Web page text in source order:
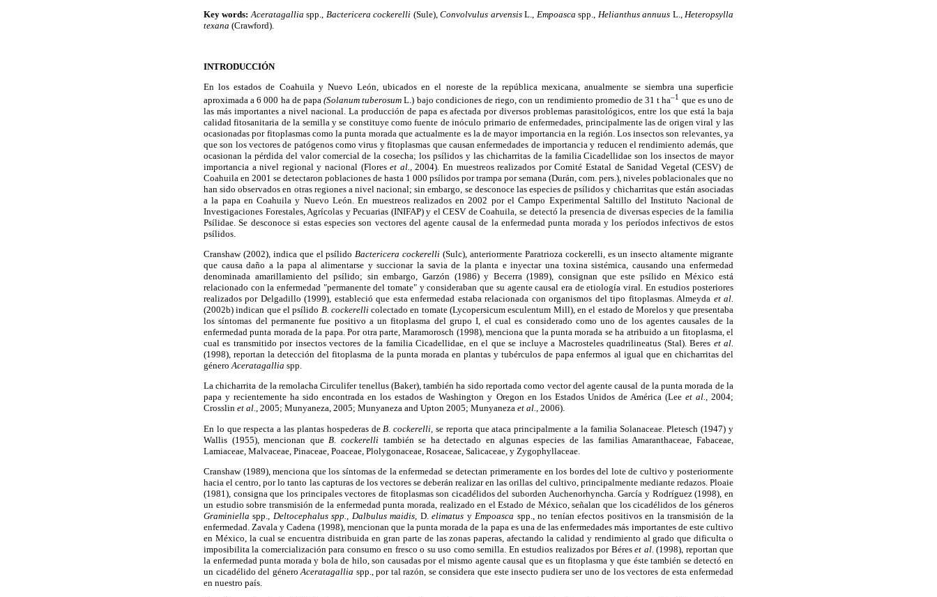
Key words:Aceratagalliaspp., Bactericera cockerelli (Sule),Convolvulus arvensisL., Empoascaspp., Helianthus annuus L.,Heteropsylla
texana (Crawford).
INTRODUCCIÓN
En los estados de Coahuila y Nuevo León, ubicados en el noreste de la república mexicana, anualmente se siembra una superficie
aproximada a 6 000 ha de papa(Solanum tuberosumL.) bajo condiciones de riego, con un rendimiento promedio de 31 t ha–1 que es uno de
las más importantes a nivel nacional. La producción de papa es afectada por diversos problemas parasitológicos, entre los que está la baja
calidad fitosanitaria de la semilla y se constituye como fuente de inóculo primario de enfermedades, principalmente las de origen viral y las
ocasionadas por fitoplasmas como la punta morada que actualmente es la de mayor importancia en la región. Los insectos son relevantes, ya
que son los vectores de patógenos como virus y fitoplasmas que causan enfermedades de importancia y reducen el rendimiento además, que
ocasionan la pérdida del valor comercial de la cosecha; los psílidos y las chicharritas de la familia Cicadellidae son los insectos de mayor
importancia a nivel regional y nacional (Floreset al.,2004). En muestreos realizados por Comité Estatal de Sanidad Vegetal (CESV) de
Coahuila en 2001 se detectaron poblaciones de hasta 1 000 psílidos por trampa por semana (Durán, com. pers.), niveles poblacionales que no
han sido observados en otras regiones a nivel nacional; sin embargo, se desconoce las especies de psílidos y chicharritas que están asociadas
a la papa en Coahuila y Nuevo León. En muestreos realizados en 2002 por el Campo Experimental Saltillo del Instituto Nacional de
Investigaciones Forestales, Agrícolas y Pecuarias (INIFAP) y el CESV de Coahuila, se detectó la presencia de diversas especies de la familia
Psílidae. Se desconoce si estas especies son vectores del agente causal de la enfermedad punta morada y los períodos infectivos de estos
psílidos.
Cranshaw (2002), indica que el psílidoBactericera cockerelli (Sulc), anteriormente Paratrioza cockerelli, es un insecto altamente migrante
que causa daño a la papa al alimentarse y succionar la savia de la planta e inyectar una toxina sistémica, causando una enfermedad
denominada amarillamiento del psílido; sin embargo, Garzón (1986) y Becerra (1989), consignan que este psílido en México está
relacionado con la enfermedad "permanente del tomate" y consideraban que su agente causal era de etiología viral. En estudios posteriores
realizados por Delgadillo (1999), estableció que esta enfermedad estaba relacionada con organismos del tipo fitoplasmas. Almeyda et al.
(2002b) indican que el psílido B. cockerellicolectado en tomate (Lycopersicum esculentum Mill), en el estado de Morelos y que presentaba
los síntomas del permanente fue positivo a un fitoplasma del grupo I, el cual es considerado como uno de los agentes causales de la
enfermedad punta morada de la papa. Por otra parte, Maramorosch (1998), menciona que la punta morada se ha atribuido a un fitoplasma, el
cual es transmitido por insectos vectores de la familia Cicadellidae, en el que se incluye a Macrosteles quadrilineatus (Stal). Beres et al.
(1998), reportan la detección del fitoplasma de la punta morada en plantas y tubérculos de papa enfermos al igual que en chicharritas del
géneroAceratagallia spp.
La chicharrita de la remolacha Circulifer tenellus (Baker), también ha sido reportada como vector del agente causal de la punta morada de la
papa y recientemente ha sido encontrada en los estados de Washington y Oregon en los Estados Unidos de América (Lee et al.,2004;
Crosslin et al., 2005; Munyaneza, 2005; Munyaneza and Upton 2005; Munyaneza et al., 2006).
En lo que respecta a las plantas hospederas de B. cockerelli,se reporta que ataca principalmente a la familia Solanaceae. Pletesch (1947) y
Wallis (1955), mencionan que B. cockerelli también se ha detectado en algunas especies de las familias Amaranthaceae, Fabaceae,
Lamiaceae, Malvaceae, Pinaceae, Poaceae, Plolygonaceae, Rosaceae, Salicaceae, y Zygophyllaceae.
Cranshaw (1989), menciona que los síntomas de la enfermedad se detectan primeramente en los bordes del lote de cultivo y posteriormente
hacia el centro, por lo tanto las capturas de los vectores se deberán realizar en las orillas del cultivo, principalmente mediante redazos. Ploaie
(1981), consigna que los principales vectores de fitoplasmas son cicadélidos del suborden Auchenorhyncha. García y Rodríguez (1998), en
un estudio sobre transmisión de la enfermedad punta morada, realizado en el Estado de México, señalan que los cicadélidos de los géneros
Graminiellaspp., Deltocephalus spp., Dalbulus maidis, D.elimatus y Empoasca spp., no tenían efectos positivos en la transmisión de la
enfermedad. Zavala y Cadena (1998), mencionan que la punta morada de la papa es una de las enfermedades más importantes de este cultivo
en México, la cual se encuentra distribuida en gran parte de las zonas paperas, afectando la calidad y rendimiento al grado que dificulta o
imposibilita la comercialización para consumo en fresco o su uso como semilla. En estudios realizados por Béreset al.(1998), reportan que
la enfermedad punta morada y bola de hilo, son causadas por el mismo agente causal que es un fitoplasma y que éste también se detectó en
un cicadélido del géneroAceratagallia spp., por tal razón, se considera que este insecto pudiera ser uno de los vectores de esta enfermedad
en nuestro país.